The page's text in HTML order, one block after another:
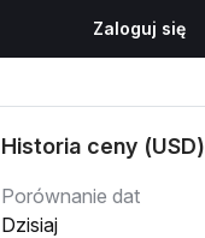
Zaloguj się
Historia ceny (USD)
Porównanie dat
Dzisiaj